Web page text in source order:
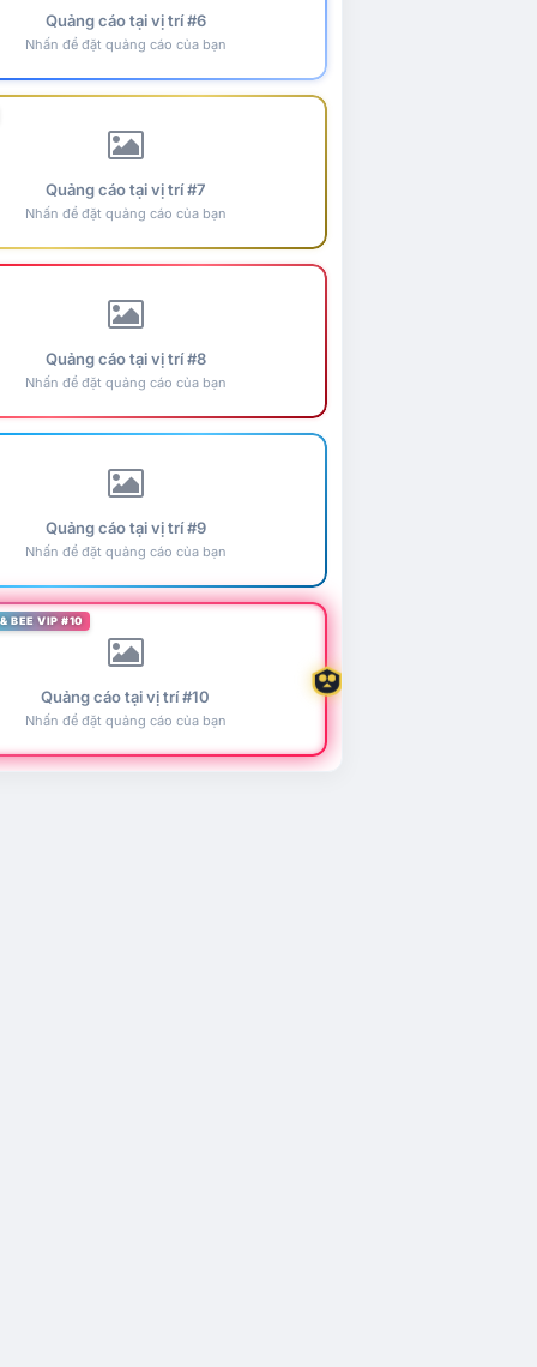
Quảng cáo tại vị trí #6
Nhấn để đặt quảng cáo của bạn
Quảng cáo tại vị trí #7
Nhấn để đặt quảng cáo của bạn
Quảng cáo tại vị trí #8
Nhấn để đặt quảng cáo của bạn
Quảng cáo tại vị trí #9
Nhấn để đặt quảng cáo của bạn
BEE VIP #10
Quảng cáo tại vị trí #10
Nhấn để đặt quảng cáo của bạn